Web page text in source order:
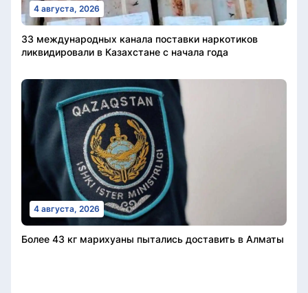
4 августа, 2026
33 международных канала поставки наркотиков
ликвидировали в Казахстане с начала года
4 августа, 2026
Более 43 кг марихуаны пытались доставить в Алматы